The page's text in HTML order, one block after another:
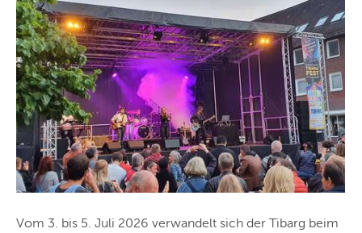
ZÜRICH
ANDERE
REGIONEN
Vom 3. bis 5. Juli 2026 verwandelt sich der Tibarg beim